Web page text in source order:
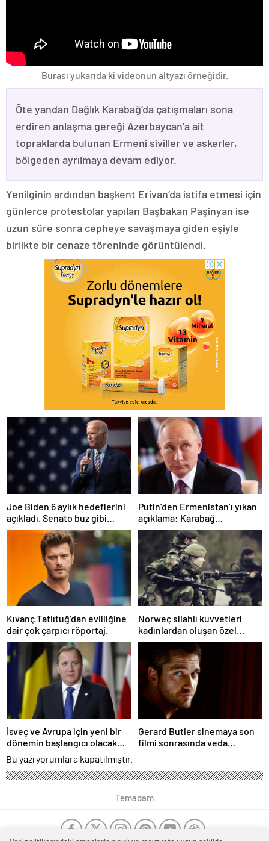
Burası yukarıda ki videonun altyazı örneğidir.
Öte yandan Dağlık Karabağ’da çatışmaları sona
erdiren anlaşma gereği Azerbaycan’a ait
topraklarda bulunan Ermeni siviller ve askerler,
bölgeden ayrılmaya devam ediyor.
Yenilginin ardından başkent Erivan’da istifa etmesi için
günlerce protestolar yapılan Başbakan Paşinyan ise
uzun süre sonra cepheye savaşmaya giden eşiyle
birlikte bir cenaze töreninde görüntülendi.
Joe Biden 6 aylık hedeflerini
açıkladı. Senato buz gibi…
Putin’den Ermenistan’ı yıkan
açıklama: Karabağ
Azerbaycan’ın ayrılmaz bir
parçasıdır!
Kıvanç Tatlıtuğ’dan evliliğine
dair çok çarpıcı röportaj.
Norweç silahlı kuvvetleri
kadınlardan oluşan özel
kuvvetler eğitimlerini
başlattı.
İsveç ve Avrupa için yeni bir
dönemin başlangıcı olacak
kararlar.
Gerard Butler sinemaya son
filmi sonrasında veda
Bu yazı yorumlara kapatılmıştır.
Temadam